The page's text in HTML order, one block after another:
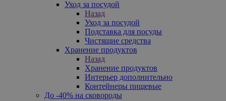
Уход за посудой
Назад
Уход за посудой
Подставка для посуды
Чистящие средства
Хранение продуктов
Назад
Хранение продуктов
Интерьер дополнительно
Контейнеры пищевые
До -40% на сковороды